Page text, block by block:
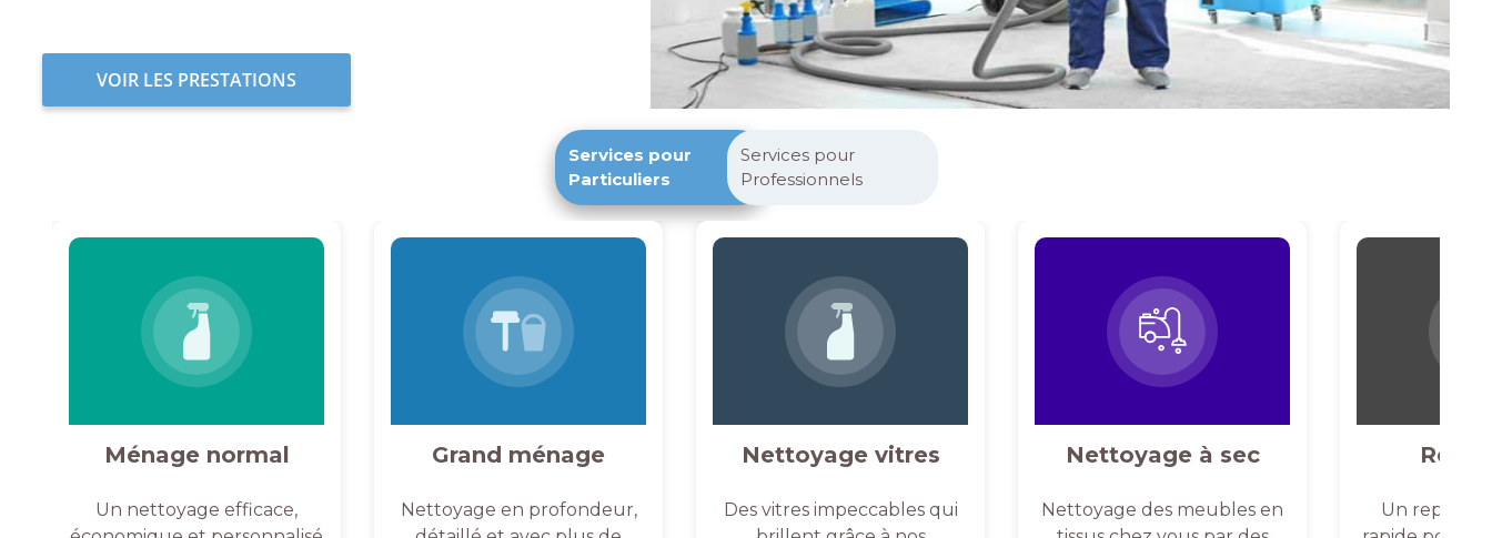
VOIR LES PRESTATIONS
Services pour
Particuliers
Services pour
Professionnels
Ménage normal
Un nettoyage efficace,
Grand ménage
Nettoyage en profondeur,
Nettoyage vitres
Des vitres impeccables qui
Nettoyage à sec
Nettoyage des meubles en
Un